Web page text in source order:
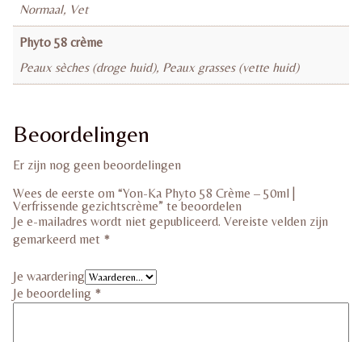
Normaal, Vet
Phyto 58 crème
Peaux sèches (droge huid), Peaux grasses (vette huid)
Beoordelingen
Er zijn nog geen beoordelingen
Wees de eerste om “Yon-Ka Phyto 58 Crème – 50ml |
Verfrissende gezichtscrème” te beoordelen
Je e-mailadres wordt niet gepubliceerd. Vereiste velden zijn
gemarkeerd met *
Je waardering
Je beoordeling *